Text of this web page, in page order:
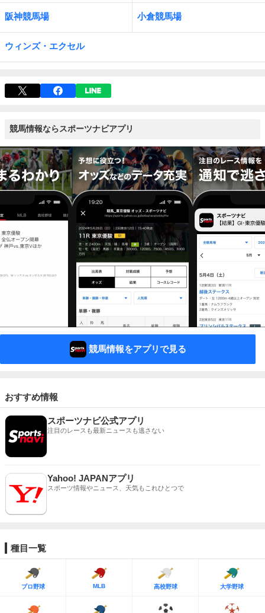
阪神競馬場 小倉競馬場
ウィンズ・エクセル
競馬情報ならスポーツナビアプリ
競馬情報をアプリで見る
おすすめ情報
スポーツナビ公式アプリ
注目のレースも最新ニュースも逃さない
Yahoo! JAPANアプリ
スポーツ情報やニュース、天気もこれひとつで
種目一覧
プロ野球 MLB 高校野球 大学野球